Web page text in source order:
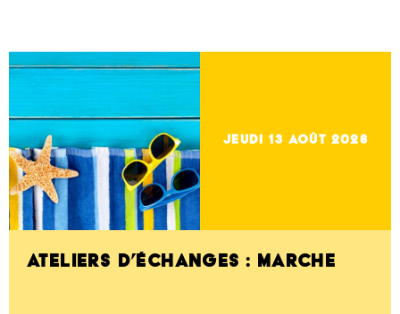
jeudi 13 Août 2026
ATELIERS D’ÉCHANGES : MARCHE